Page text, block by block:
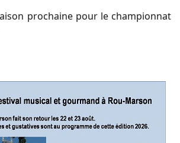
prochaine pour le championnat